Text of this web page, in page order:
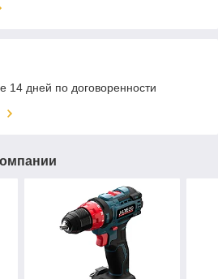
14 дней по договоренности